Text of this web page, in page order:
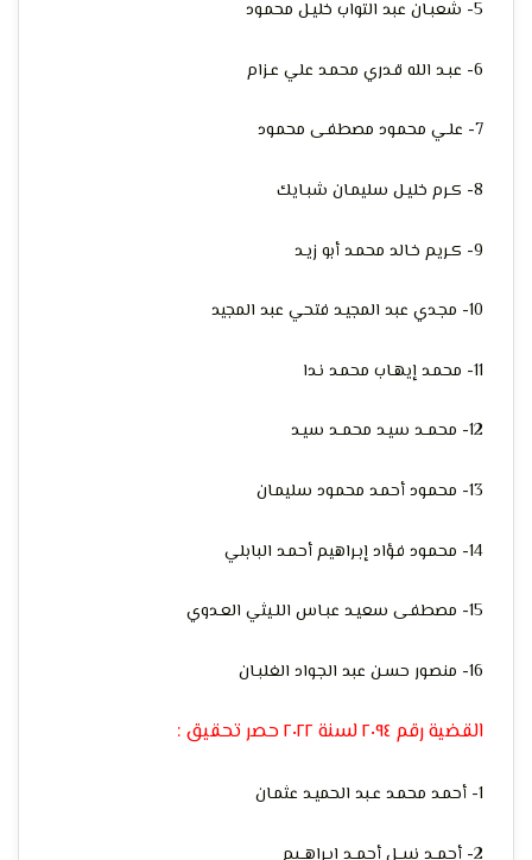
5- شعبـان عبد التواب خليـل محمـود
6- عبـد الله قـدري محمـد علي عـزام
7- علـي محمـود مصطفـى محمـود
8- كـرم خليـل سليمـان شبـايك
9- كـريم خـالد محمـد أبو زيـد
10- مجـدي عبد المجيـد فتحي عبد المجيد
11- محمـد إيهـاب محمـد نـدا
12- محمــد سيـد محمــد سيـد
13- محمـود أحمـد محمـود سليمـان
14- محمـود فـؤاد إبـراهيم أحمـد البابلي
15- مصطفـى سعيـد عبـاس اللـيثي العـدوي
16- منصـور حسـن عبد الجـواد الغلبـان
القضية رقم ٢٠٩٤ لسنة ٢٠٢٢ حصر تحقيق :
1- أحمـد محمـد عـبد الحميـد عثمـان
2- أحمــد نبيــل أحمــد إبـراهــيم